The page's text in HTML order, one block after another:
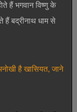
हैं भगवान विष्णु के
हैं बद्रीनाथ धाम से
है खासियत, जाने